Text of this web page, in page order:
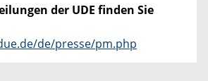
der UDE finden Sie
de/presse/pm.php